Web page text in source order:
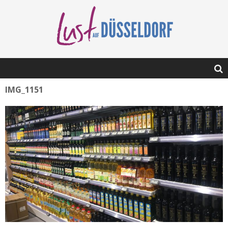
IMG_1151